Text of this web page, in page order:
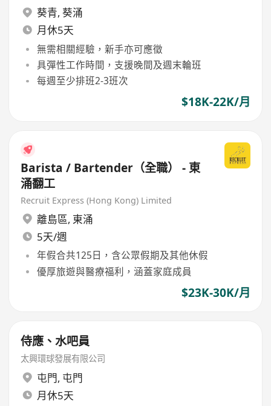
葵青, 葵涌
月休5天
無需相關經驗，新手亦可應徵
具彈性工作時間，支援晚間及週末輪班
每週至少排班2-3班次
$18K-22K/月
Barista / Bartender（全職） - 東
涌翻工
Recruit Express (Hong Kong) Limited
離島區, 東涌
5天/週
年假合共125日，含公眾假期及其他休假
優厚旅遊與醫療福利，涵蓋家庭成員
$23K-30K/月
侍應、水吧員
太興環球發展有限公司
屯門, 屯門
月休5天